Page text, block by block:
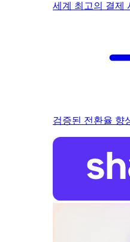
세계 최고의 결제
검증된 전환율 향